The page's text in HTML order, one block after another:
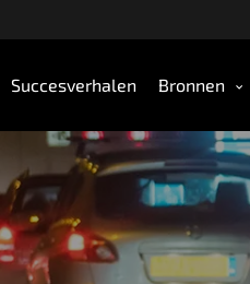
Succesverhalen Bronnen